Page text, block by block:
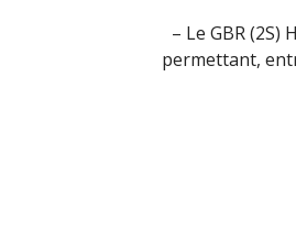
– Le GBR
permettant,